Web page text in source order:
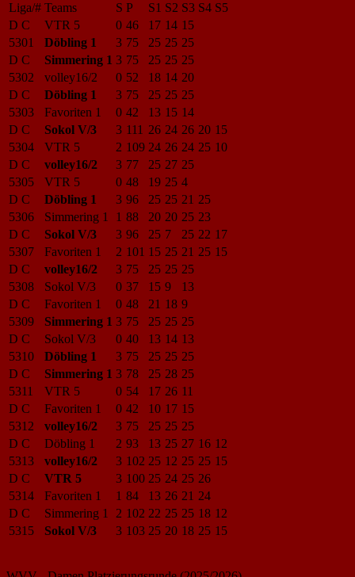
Liga/# Teams S P S1 S2 S3 S4 S5
D C
VTR 5 0 46 17 14 15
5301
Döbling 1 3 75 25 25 25
D C
Simmering 1 3 75 25 25 25
5302
volley16/2 0 52 18 14 20
D C
Döbling 1 3 75 25 25 25
5303
Favoriten 1 0 42 13 15 14
D C
Sokol V/3 3 111 26 24 26 20 15
5304
VTR 5 2 109 24 26 24 25 10
D C
volley16/2 3 77 25 27 25
5305
VTR 5 0 48 19 25 4
D C
Döbling 1 3 96 25 25 21 25
5306
Simmering 1 1 88 20 20 25 23
D C
Sokol V/3 3 96 25 7 25 22 17
5307
Favoriten 1 2 101 15 25 21 25 15
D C
volley16/2 3 75 25 25 25
5308
Sokol V/3 0 37 15 9
13
D C
Favoriten 1 0 48 21 18 9
5309
Simmering 1 3 75 25 25 25
D C
Sokol V/3 0 40 13 14 13
5310
Döbling 1 3 75 25 25 25
D C
Simmering 1 3 78 25 28 25
5311
VTR 5 0 54 17 26 11
D C
Favoriten 1 0 42 10 17 15
5312
volley16/2 3 75 25 25 25
D C
Döbling 1 2 93 13 25 27 16 12
5313
volley16/2 3 102 25 12 25 25 15
D C
VTR 5 3 100 25 24 25 26
5314
Favoriten 1 1 84 13 26 21 24
D C
Simmering 1 2 102 22 25 25 18 12
5315
Sokol V/3 3 103 25 20 18 25 15